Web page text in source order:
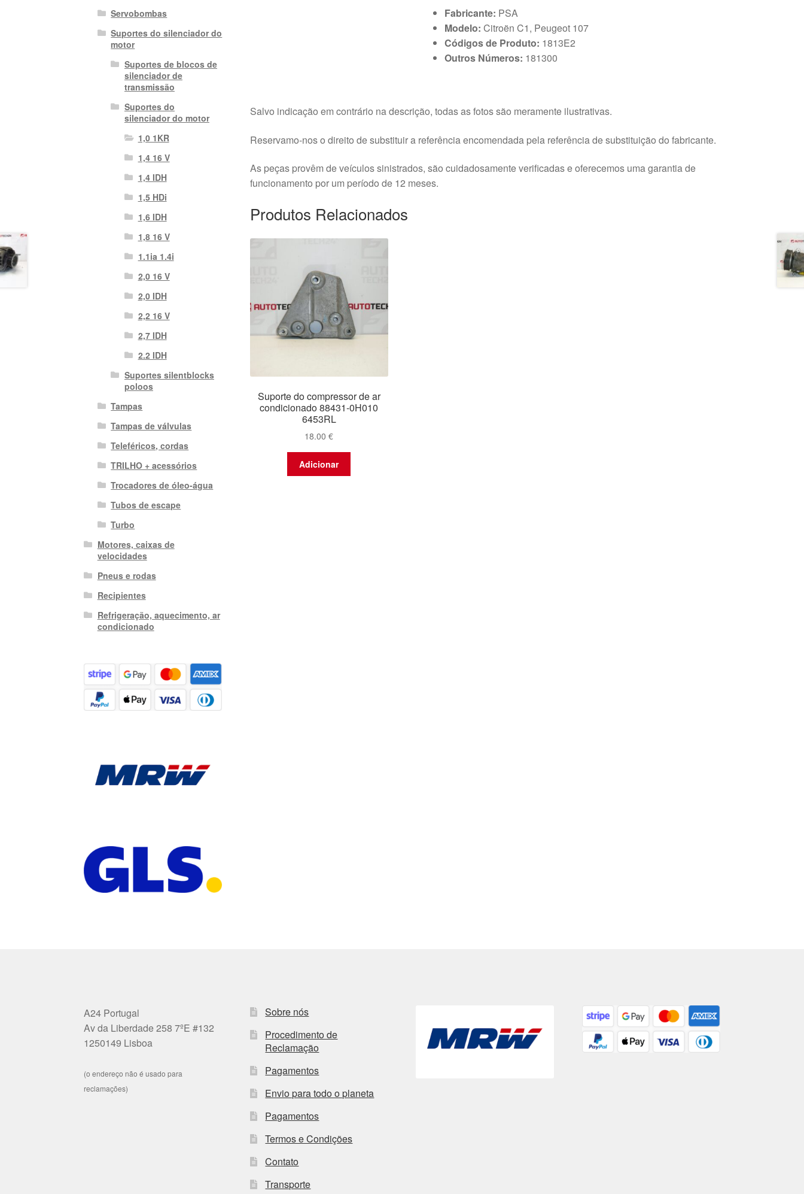
Fabricante: PSA
Modelo: Citroën C1, Peugeot 107
Códigos de Produto: 1813E2
Outros Números: 181300
Salvo indicação em contrário na descrição, todas as fotos são meramente ilustrativas.
Reservamo-nos o direito de substituir a referência encomendada pela referência de substituição do fabricante.
As peças provêm de veículos sinistrados, são cuidadosamente verificadas e oferecemos uma garantia de
funcionamento por um período de 12 meses.
Produtos Relacionados
Suporte do compressor de ar
condicionado 88431-0H010
6453RL
18.00€
Adicionar
Servobombas
Suportes do silenciador do
motor
Suportes de blocos de
silenciador de
transmissão
Suportes do
silenciador do motor
1,0 1KR
1,4 16 V
1,4 IDH
1,5 HDi
1,6 IDH
1,8 16 V
1.1ia 1.4i
2,0 16 V
2,0 IDH
2,2 16 V
2,7 IDH
2.2 IDH
Suportes silentblocks
poloos
Tampas
Tampas de válvulas
Teleféricos, cordas
TRILHO + acessórios
Trocadores de óleo-água
Tubos de escape
Turbo
Motores, caixas de
velocidades
Pneus e rodas
Recipientes
Refrigeração, aquecimento, ar
condicionado
A24 Portugal
Av da Liberdade 258 7ºE #132
1250149 Lisboa
(o endereço não é usado para
reclamações)
Sobre nós
Procedimento de
Reclamação
Pagamentos
Envio para todo o planeta
Pagamentos
Termos e Condições
Contato
Transporte